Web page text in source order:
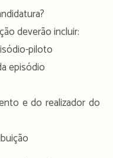
deverão incluir:
piloto
episódio
e do realizador do